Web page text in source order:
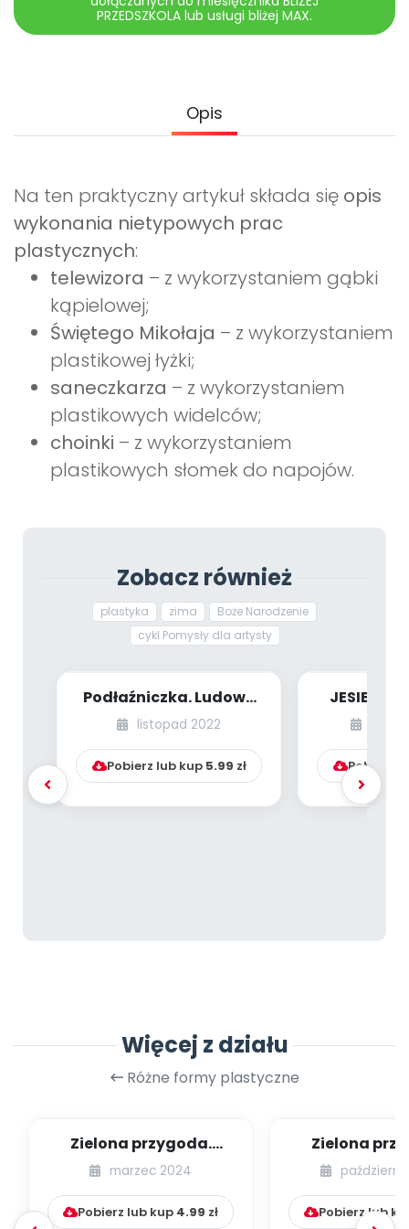
Archiwalne numery
PRZEDSZKOLA lub usługi bliżej MAX.
Opis
Na ten praktyczny artykuł składa się opis
wykonania nietypowych prac
plastycznych:
telewizora – z wykorzystaniem gąbki
kąpielowej;
Świętego Mikołaja – z wykorzystaniem
plastikowej łyżki;
saneczkarza – z wykorzystaniem
plastikowych widelców;
choinki – z wykorzystaniem
plastikowych słomek do napojów.
Zobacz również
plastyka zima
Boże Narodzenie
cykl Pomysły dla artysty
Podłaźniczka. Ludowe
ozdoby świąteczne
listopad 2022
Pobierz lub kup 5.99 zł
JESIENNE
Pobierz
Więcej z działu
Różne formy plastyczne
Zielona przygoda.
Wiosenny medal
marzec 2024
Pobierz lub kup 4.99 zł
Zielona
Pobierz lub